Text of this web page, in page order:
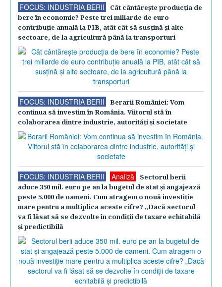
FOCUS: INDUSTRIA BERII
Cât cântăreşte producţia de
bere în economie? Peste trei miliarde de euro
contribuţie anuală la PIB, atât cât să susţină şi alte
sectoare, de la agricultură până la transporturi
FOCUS: INDUSTRIA BERII
Berarii României: Vom
continua să investim în România. Viitorul stă în
colaborarea dintre industrie, autorităţi şi societate
FOCUS: INDUSTRIA BERII Analiză
Sectorul berii
aduce 350 mil. euro pe an la bugetul de stat şi angajează
peste 5.000 de oameni. Cum atragem o nouă investiţie
mare pentru a multiplica aceste cifre? „Dacă sectorul
va fi lăsat să se dezvolte în condiţii de taxare echitabilă
şi predictibilă